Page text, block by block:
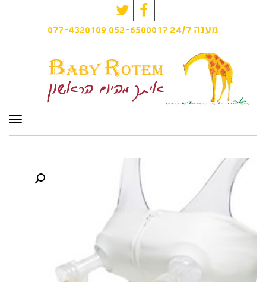
Facebook
Twitter
מענה 077-4320109 052-6500017 24/7